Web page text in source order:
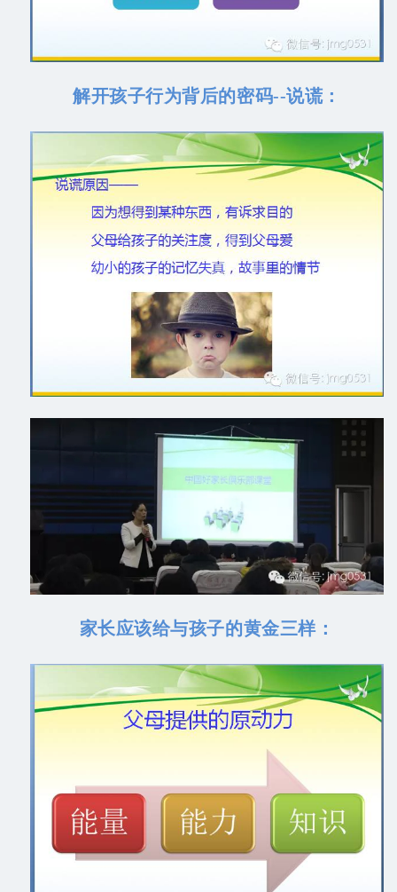
解开孩子行为背后的密码--说谎：
家长应该给与孩子的黄金三样：